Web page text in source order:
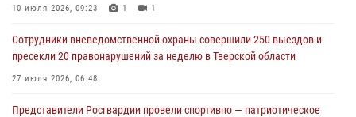
правонарушений
10 июля 2026, 09:23 1 1
Сотрудники вневедомственной охраны совершили 250 выездов и
пресекли 20 правонарушений за неделю в Тверской области
27 июля 2026, 06:48
Представители Росгвардии провели спортивно — патриотическое